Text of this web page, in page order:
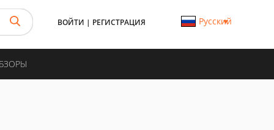
ВОЙТИ | РЕГИСТРАЦИЯ Русский